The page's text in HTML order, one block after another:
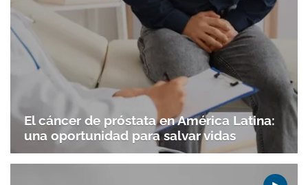
El cáncer de próstata en América Latina:
una oportunidad para salvar vidas